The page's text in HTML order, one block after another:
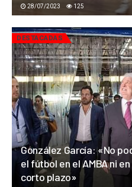
28/07/2023 125
DESTACADAS
González García: «No
el fútbol en el AMBA ni
corto plazo»